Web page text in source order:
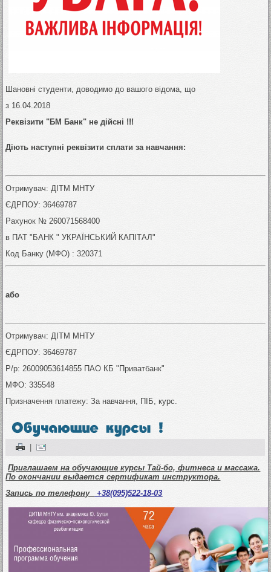
Шановні студенти, доводимо до вашого відома, що
з 16.04.2018
Реквізити "БМ Банк" не дiйснi !!!
Діють наступні реквізити сплати за навчання:
Отримувач: ДІТМ МНТУ
ЄДРПОУ: 36469787
Рахунок № 260071568400
в ПАТ "БАНК " УКРАЇНСЬКИЙ КАПІТАЛ"
Код Банку (МФО) : 320371
або
Отримувач: ДІТМ МНТУ
ЄДРПОУ: 36469787
Р/р: 26009053614855 ПАО КБ "Приватбанк"
МФО: 335548
Призначення платежу: За навчання, ПІБ, курс.
|
Приглашаем на обучающие курсы Тай-бо, фитнеса и массажа.
По окончании выдается сертификат инструктора.
Запись по телефону
+38(095)522-18-03